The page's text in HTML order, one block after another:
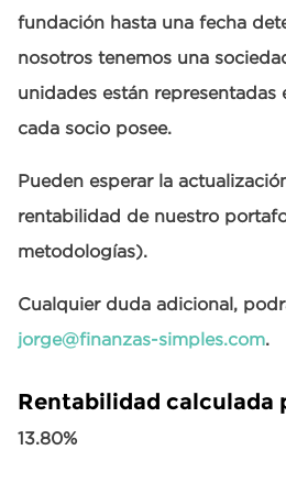
fundación hasta una fecha
nosotros tenemos una
unidades están representadas
cada socio posee.
Pueden esperar la
rentabilidad de nuestro
metodologías).
Cualquier duda adicional,
jorge@finanzas-simples.com.
Rentabilidad calculada
13.80%